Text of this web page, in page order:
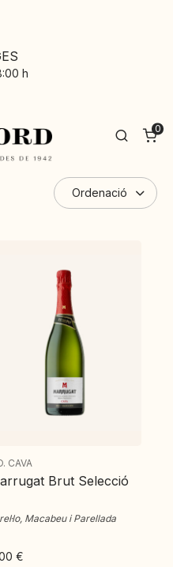
h
Search
0
CAVA
Brut Selecció
Macabeu i Parellada
€